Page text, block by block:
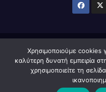
Δημιουργήθηκε από το
Θέμα:
macedonianet
Χρησιμοποιούμε cookies
καλύτερη δυνατή εμπειρία
χρησιμοποιείτε τη